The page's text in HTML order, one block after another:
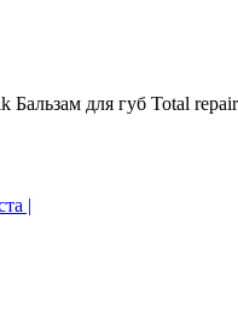
Бальзам для губ Total
|